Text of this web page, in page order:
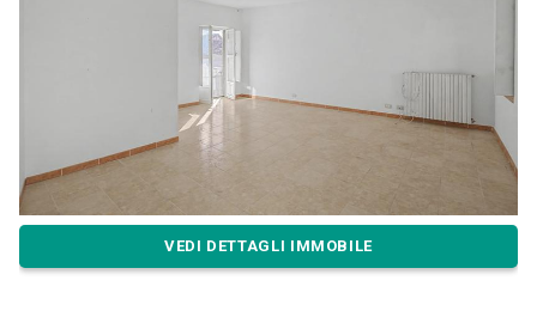
VEDI DETTAGLI IMMOBILE